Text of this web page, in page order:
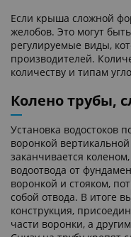
Если крыша сложной
желобов. Это могут
регулируемые виды,
производителей.
количеству и типам
Колено трубы,
Установка водостоков
воронкой
заканчивается
водоотвода от
воронкой и стояком,
собой отвода. В итоге
конструкция,
части воронки, а